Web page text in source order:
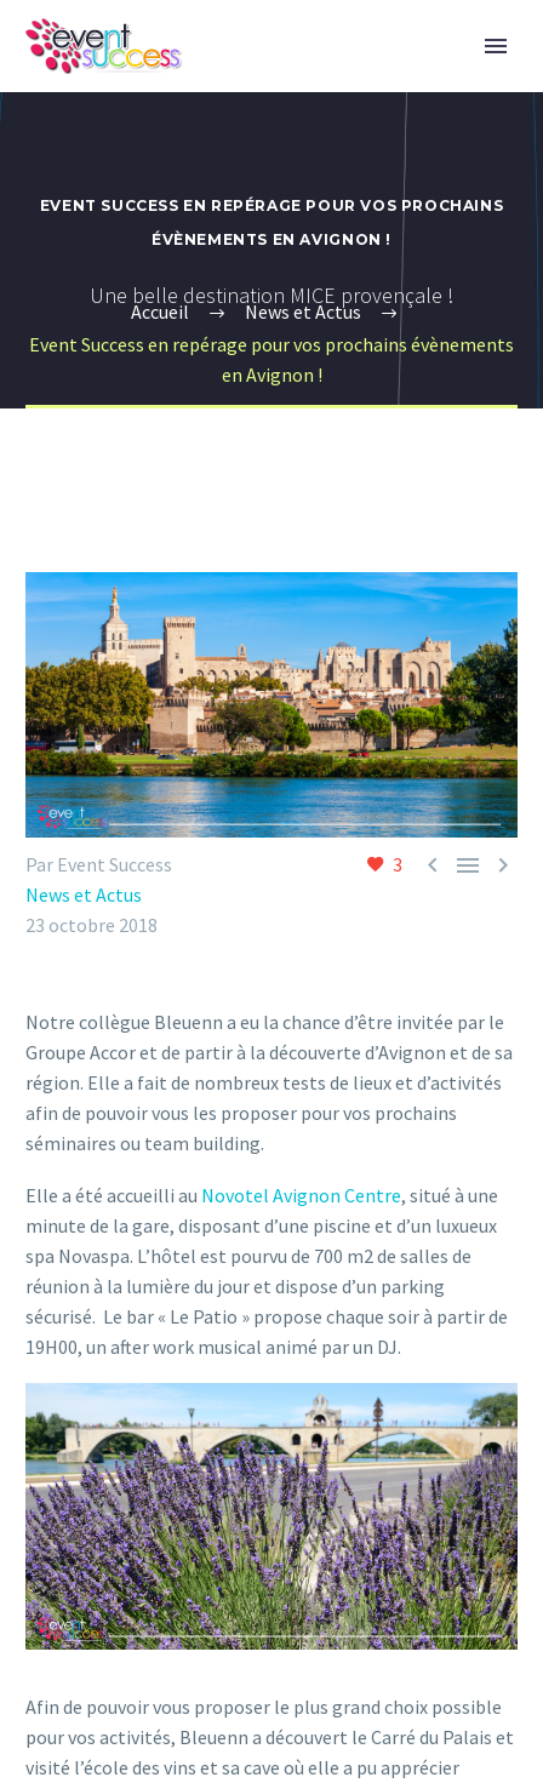
EVENT SUCCESS EN REPÉRAGE POUR VOS PROCHAINS
ÉVÈNEMENTS EN AVIGNON !
Une belle destination MICE provençale !
Accueil
News et Actus
Event Success en repérage pour vos prochains évènements
en Avignon !
3   
Par Event Success
News et Actus
23 octobre 2018
Notre collègue Bleuenn a eu la chance d’être invitée par le
Groupe Accor et de partir à la découverte d’Avignon et de sa
région. Elle a fait de nombreux tests de lieux et d’activités
afin de pouvoir vous les proposer pour vos prochains
séminaires ou team building.
Elle a été accueilli au Novotel Avignon Centre, situé à une
minute de la gare, disposant d’une piscine et d’un luxueux
spa Novaspa. L’hôtel est pourvu de 700 m2 de salles de
réunion à la lumière du jour et dispose d’un parking
sécurisé. Le bar « Le Patio » propose chaque soir à partir de
19H00, un after work musical animé par un DJ.
Afin de pouvoir vous proposer le plus grand choix possible
pour vos activités, Bleuenn a découvert le Carré du Palais et
visité l’école des vins et sa cave où elle a pu apprécier